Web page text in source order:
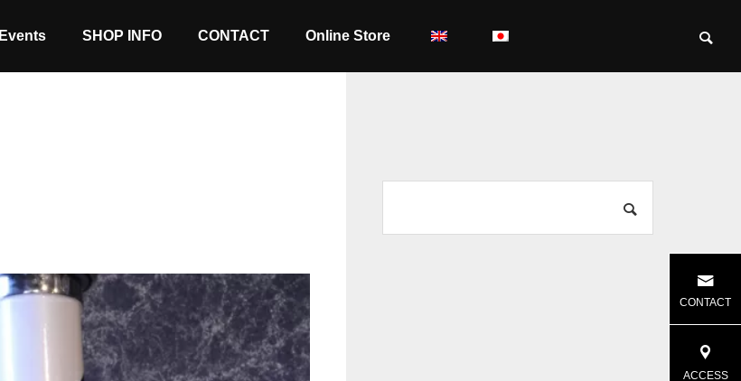
Events SHOP INFO CONTACT Online Store
CONTACT
ACCESS